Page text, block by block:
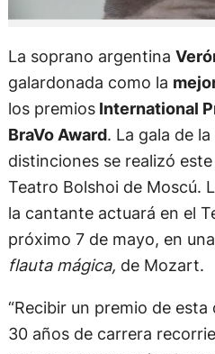
La soprano argentina
galardonada como la
los premiosInternational
BraVo Award. La gala de
distinciones se realizó
Teatro Bolshoi de Moscú.
la cantante actuará en el
próximo 7 de mayo, en
flauta mágica, de Mozart.
“Recibir un premio de
30 años de carrera